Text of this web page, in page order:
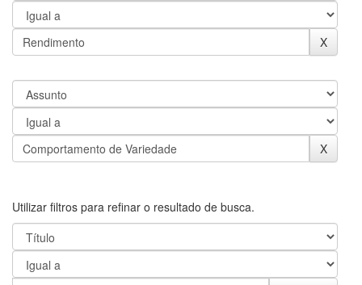
Utilizar filtros para refinar o resultado de busca.